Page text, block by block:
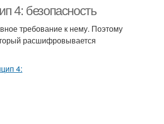
4: безопасность
требование к нему. Поэтому
расшифровывается